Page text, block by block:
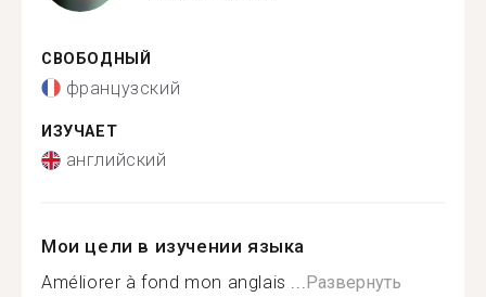
СВОБОДНЫЙ
французский
ИЗУЧАЕТ
английский
Мои цели в изучении языка
Améliorer à fond mon anglais ...Развернуть